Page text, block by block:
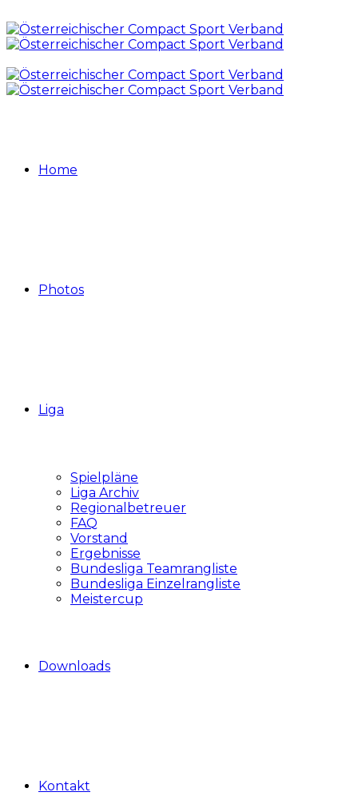
Home
Photos
Liga
Spielpläne
Liga Archiv
Regionalbetreuer
FAQ
Vorstand
Ergebnisse
Bundesliga Teamrangliste
Bundesliga Einzelrangliste
Meistercup
Downloads
Kontakt